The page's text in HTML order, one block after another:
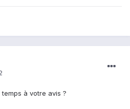
à votre avis ?